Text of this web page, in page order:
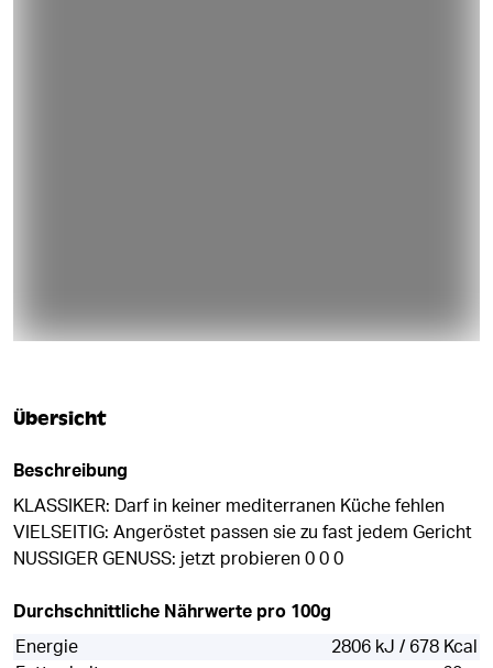
Übersicht
Beschreibung
KLASSIKER: Darf in keiner mediterranen Küche fehlen
VIELSEITIG: Angeröstet passen sie zu fast jedem Gericht
NUSSIGER GENUSS: jetzt probieren 0 0 0
Durchschnittliche Nährwerte pro 100g
Energie
2806 kJ / 678 Kcal